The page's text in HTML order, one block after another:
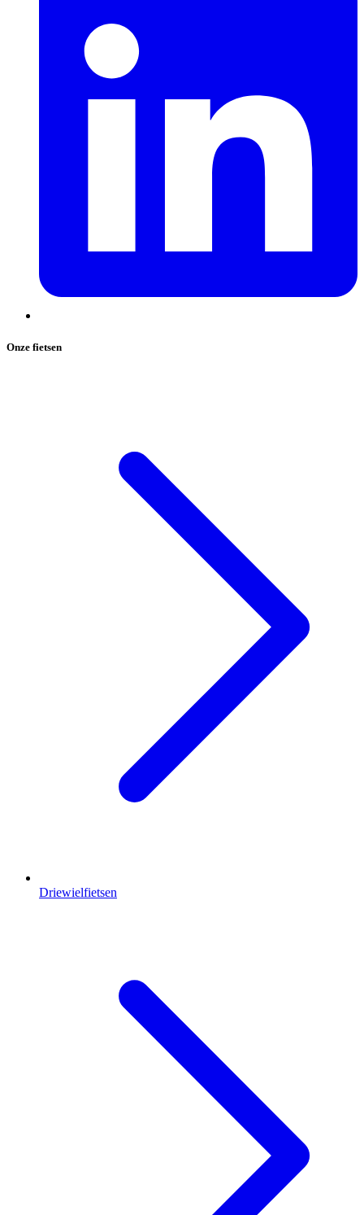
Onze fietsen
Driewielfietsen